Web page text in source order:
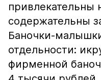
привлекательны
содержательны
Баночки-
отдельности:
фирменной